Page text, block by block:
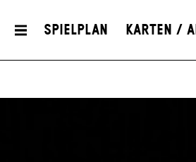
Spielplan Karten /